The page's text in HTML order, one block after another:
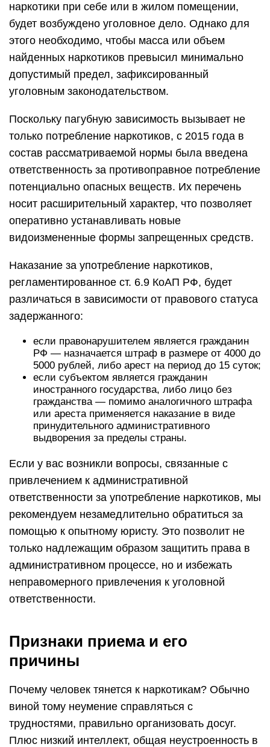
наркотики при себе или в жилом помещении,
будет возбуждено уголовное дело. Однако для
этого необходимо, чтобы масса или объем
найденных наркотиков превысил минимально
допустимый предел, зафиксированный
уголовным законодательством.
Поскольку пагубную зависимость вызывает не
только потребление наркотиков, с 2015 года в
состав рассматриваемой нормы была введена
ответственность за противоправное потребление
потенциально опасных веществ. Их перечень
носит расширительный характер, что позволяет
оперативно устанавливать новые
видоизмененные формы запрещенных средств.
Наказание за употребление наркотиков,
регламентированное ст. 6.9 КоАП РФ, будет
различаться в зависимости от правового статуса
задержанного:
если правонарушителем является гражданин
РФ — назначается штраф в размере от 4000 до
5000 рублей, либо арест на период до 15 суток;
если субъектом является гражданин
иностранного государства, либо лицо без
гражданства — помимо аналогичного штрафа
или ареста применяется наказание в виде
принудительного административного
выдворения за пределы страны.
Если у вас возникли вопросы, связанные с
привлечением к административной
ответственности за употребление наркотиков, мы
рекомендуем незамедлительно обратиться за
помощью к опытному юристу. Это позволит не
только надлежащим образом защитить права в
административном процессе, но и избежать
неправомерного привлечения к уголовной
ответственности.
Признаки приема и его
причины
Почему человек тянется к наркотикам? Обычно
виной тому неумение справляться с
трудностями, правильно организовать досуг.
Плюс низкий интеллект, общая неустроенность в